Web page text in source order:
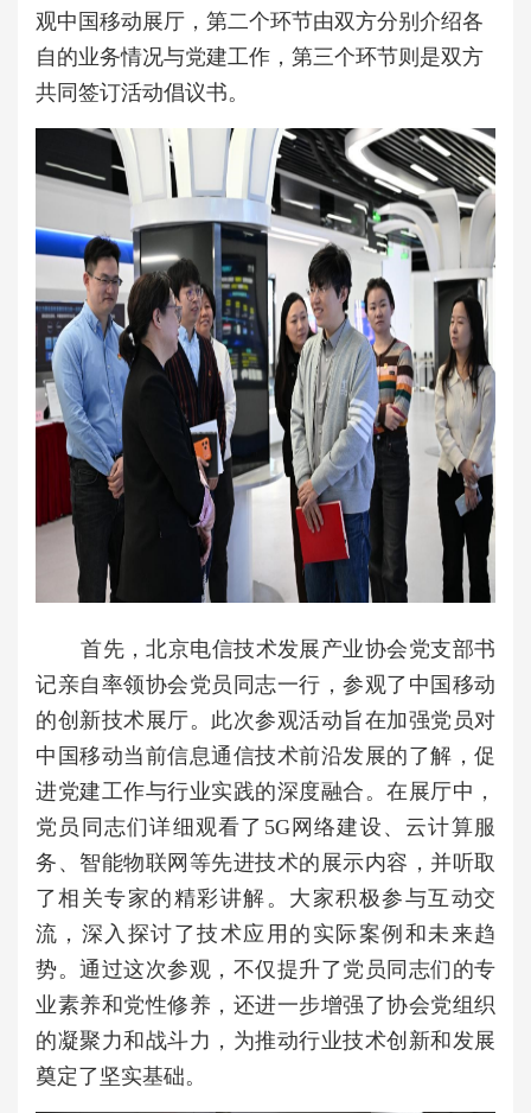
观中国移动展厅，第二个环节由双方分别介绍各
自的业务情况与党建工作，第三个环节则是双方
共同签订活动倡议书。
首先，北京电信技术发展产业协会党支部书
记亲自率领协会党员同志一行，参观了中国移动
的创新技术展厅。此次参观活动旨在加强党员对
中国移动当前信息通信技术前沿发展的了解，促
进党建工作与行业实践的深度融合。在展厅中，
党员同志们详细观看了5G网络建设、云计算服
务、智能物联网等先进技术的展示内容，并听取
了相关专家的精彩讲解。大家积极参与互动交
流，深入探讨了技术应用的实际案例和未来趋
势。通过这次参观，不仅提升了党员同志们的专
业素养和党性修养，还进一步增强了协会党组织
的凝聚力和战斗力，为推动行业技术创新和发展
奠定了坚实基础。